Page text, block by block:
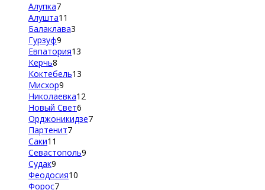
Алупка7
Алушта11
Балаклава3
Гурзуф9
Евпатория13
Керчь8
Коктебель13
Мисхор9
Николаевка12
Новый Свет6
Орджоникидзе7
Партенит7
Саки11
Севастополь9
Судак9
Феодосия10
Форос7